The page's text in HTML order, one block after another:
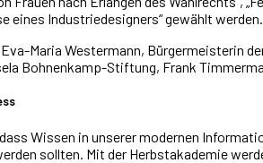
eines Industriedesigners“ gewählt werden.
Maria Westermann, Bürgermeisterin
Bohnenkamp-Stiftung, Frank
Wissen in unserer modernen
sollten. Mit der Herbstakademie